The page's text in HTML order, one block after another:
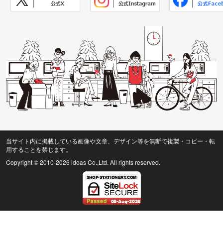
当サイト内に掲載している画像や文章、デザイン等を無断で複製・コピー・転
用することを禁じます。
Copyright © 2010-2026 ideas Co.,Ltd. All rights reserved.